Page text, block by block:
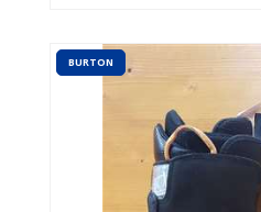
BURTON